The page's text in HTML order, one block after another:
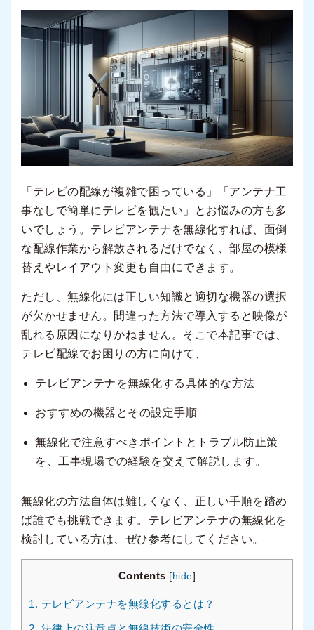
「テレビの配線が複雑で困っている」「アンテナ工
事なしで簡単にテレビを観たい」とお悩みの方も多
いでしょう。テレビアンテナを無線化すれば、面倒
な配線作業から解放されるだけでなく、部屋の模様
替えやレイアウト変更も自由にできます。
ただし、無線化には正しい知識と適切な機器の選択
が欠かせません。間違った方法で導入すると映像が
乱れる原因になりかねません。そこで本記事では、
テレビ配線でお困りの方に向けて、
テレビアンテナを無線化する具体的な方法
おすすめの機器とその設定手順
無線化で注意すべきポイントとトラブル防止策
を、工事現場での経験を交えて解説します。
無線化の方法自体は難しくなく、正しい手順を踏め
ば誰でも挑戦できます。テレビアンテナの無線化を
検討している方は、ぜひ参考にしてください。
Contents [hide]
1. テレビアンテナを無線化するとは？